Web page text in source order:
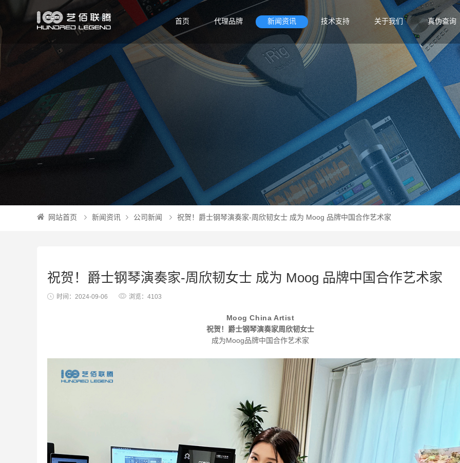
首页 代理品牌 新闻资讯 技术支持 关于我们 真伪查询
网站首页 新闻资讯 公司新闻 祝贺！爵士钢琴演奏家-周欣韧女士 成为 Moog 品牌中国合作艺术家
祝贺！爵士钢琴演奏家-周欣韧女士 成为 Moog 品牌中国合作艺术家
时间：2024-09-06 浏览：4103
Moog China Artist
祝贺！爵士钢琴演奏家周欣韧女士
成为Moog品牌中国合作艺术家